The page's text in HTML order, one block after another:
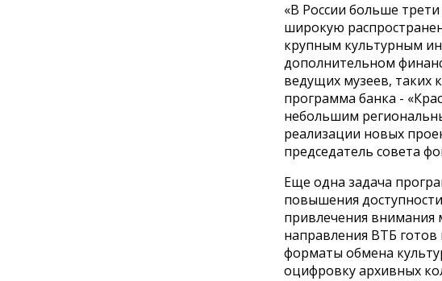
«В России больше
широкую
крупным культурным
дополнительном
ведущих музеев, таких
программа банка -
небольшим
реализации новых
председатель совета
Еще одна задача
повышения
привлечения внимания
направления ВТБ
форматы обмена
оцифровку архивных